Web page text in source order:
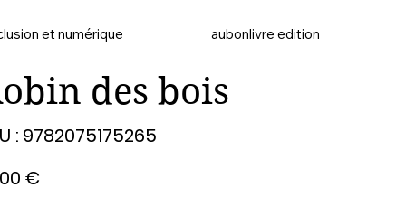
et numérique aubonlivre edition
des bois
: 9782075175265
9782075175265
€